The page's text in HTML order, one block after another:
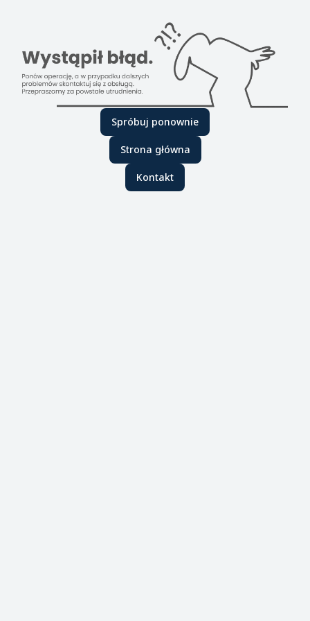
Spróbuj ponownie
Strona główna
Kontakt